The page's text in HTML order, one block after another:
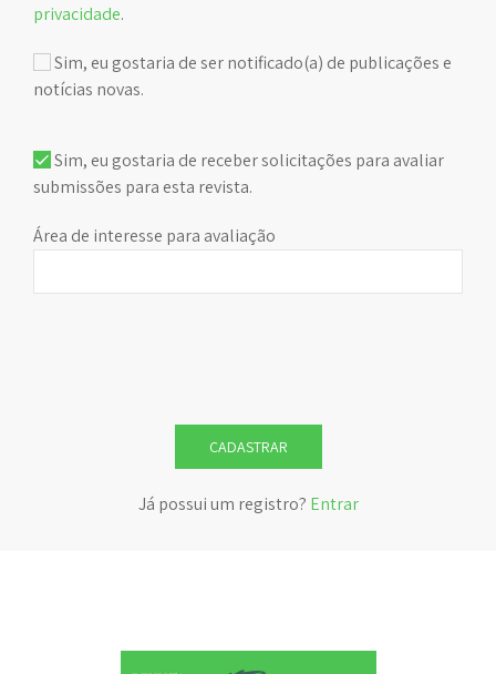
privacidade.
Sim, eu gostaria de ser notificado(a) de publicações e
notícias novas.
Sim, eu gostaria de receber solicitações para avaliar
submissões para esta revista.
Área de interesse para avaliação
CADASTRAR
Já possui um registro? Entrar